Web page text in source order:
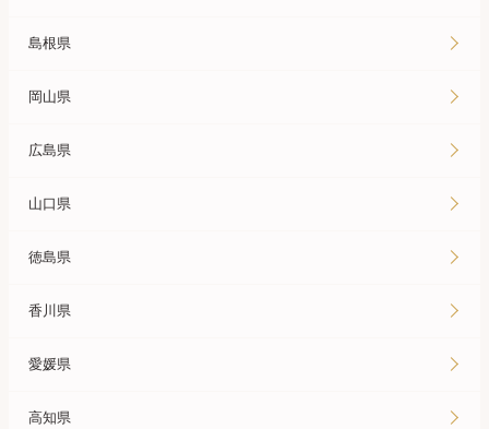
島根県
岡山県
広島県
山口県
徳島県
香川県
愛媛県
高知県